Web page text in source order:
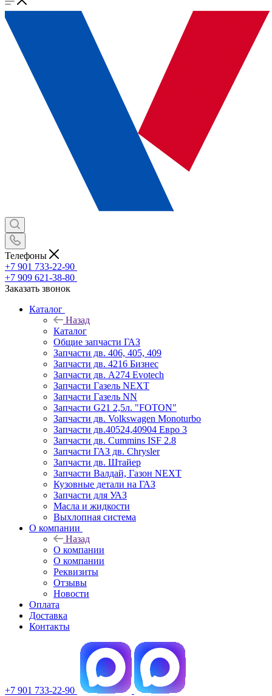
Телефоны
+7 901 733-22-90
+7 909 621-38-80
Заказать звонок
Каталог
Назад
Каталог
Общие запчасти ГАЗ
Запчасти дв. 406, 405, 409
Запчасти дв. 4216 Бизнес
Запчасти дв. A274 Evotech
Запчасти Газель NEXT
Запчасти Газель NN
Запчасти G21 2,5л. "FOTON"
Запчасти дв. Volkswagen Monoturbo
Запчасти дв.40524,40904 Евро 3
Запчасти дв. Cummins ISF 2.8
Запчасти ГАЗ дв. Chrysler
Запчасти дв. Штайер
Запчасти Валдай, Газон NEXT
Кузовные детали на ГАЗ
Запчасти для УАЗ
Масла и жидкости
Выхлопная система
О компании
Назад
О компании
О компании
Реквизиты
Отзывы
Новости
Оплата
Доставка
Контакты
+7 901 733-22-90